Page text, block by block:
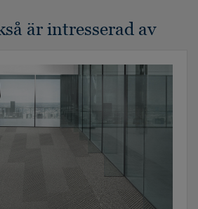
är intresserad av